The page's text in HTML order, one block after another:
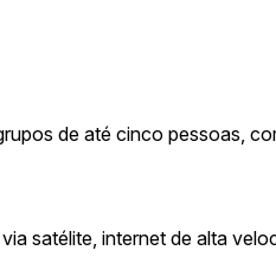
de até cinco pessoas,
satélite, internet de alta